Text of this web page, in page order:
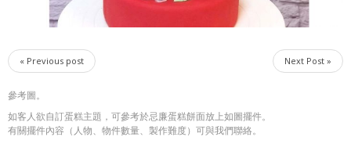
« Previous post Next Post »
參考圖。
如客人欲自訂蛋糕主題，可參考於忌廉蛋糕餅面放上如圖擺件。
有關擺件內容（人物、物件數量、製作難度）可與我們聯絡。